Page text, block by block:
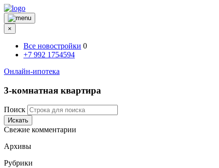
×
Все новостройки 0
+7 992 1754594
Онлайн-ипотека
3-комнатная квартира
Поиск
Искать
Свежие комментарии
Архивы
Рубрики